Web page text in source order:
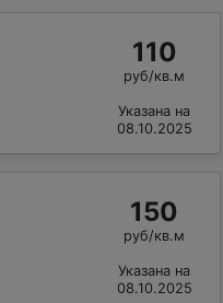
110
руб/кв.м
Указана на
08.10.2025
150
руб/кв.м
Указана на
08.10.2025